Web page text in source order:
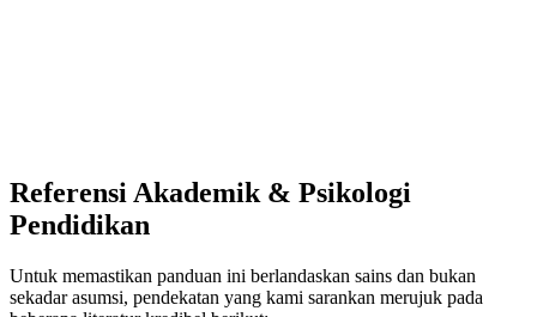
Referensi Akademik & Psikologi
Pendidikan
Untuk memastikan panduan ini berlandaskan sains dan bukan
sekadar asumsi, pendekatan yang kami sarankan merujuk pada